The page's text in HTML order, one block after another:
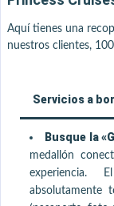
Aquí tienes una
nuestros clientes,
Servicios a
Busque la
medallón
experiencia.
absolutamente